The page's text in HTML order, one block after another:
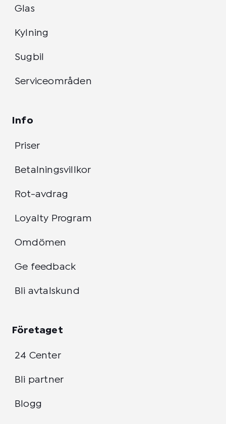
Glas
Kylning
Sugbil
Serviceområden
Info
Priser
Betalningsvillkor
Rot-avdrag
Loyalty Program
Omdömen
Ge feedback
Bli avtalskund
Företaget
24 Center
Bli partner
Blogg